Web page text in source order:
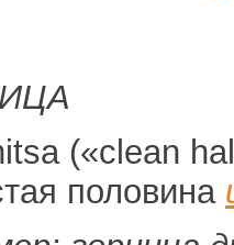
(«clean
половина